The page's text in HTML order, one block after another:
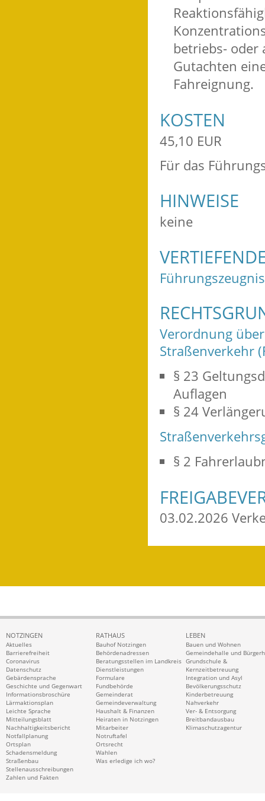
betriebs- oder
Gutachten
Fahreignung.
KOSTEN
45,10 EUR
Für das
HINWEISE
keine
Verordnung
Straßenverkehr
§ 23
Auflagen
§ 24
§ 2
03.02.2026
NOTZINGEN
Aktuelles
Barrierefreiheit
Coronavirus
Datenschutz
Gebärdensprache
Geschichte und Gegenwart
Informationsbroschüre
Lärmaktionsplan
Leichte Sprache
Mitteilungsblatt
Nachhaltigkeitsbericht
Notfallplanung
Ortsplan
Schadensmeldung
Straßenbau
Stellenausschreibungen
Zahlen und Fakten
RATHAUS
Bauhof Notzingen
Behördenadressen
Beratungsstellen im Landkreis
Dienstleistungen
Formulare
Fundbehörde
Gemeinderat
Gemeindeverwaltung
Haushalt & Finanzen
Heiraten in Notzingen
Mitarbeiter
Notruftafel
Ortsrecht
Wahlen
Was erledige ich wo?
LEBEN
Bauen und Wohnen
Gemeindehalle und
Grundschule &
Kernzeitbetreuung
Integration und Asyl
Bevölkerungsschutz
Kinderbetreuung
Nahverkehr
Ver- & Entsorgung
Breitbandausbau
Klimaschutzagentur